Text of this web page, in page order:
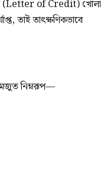
(Letter of Credit) খোলা
তাই তাৎক্ষণিকভাবে
মজুত নিম্নরূপ—